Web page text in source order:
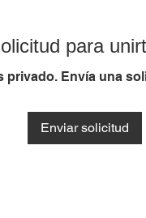
para
privado. Envía una
Enviar solicitud